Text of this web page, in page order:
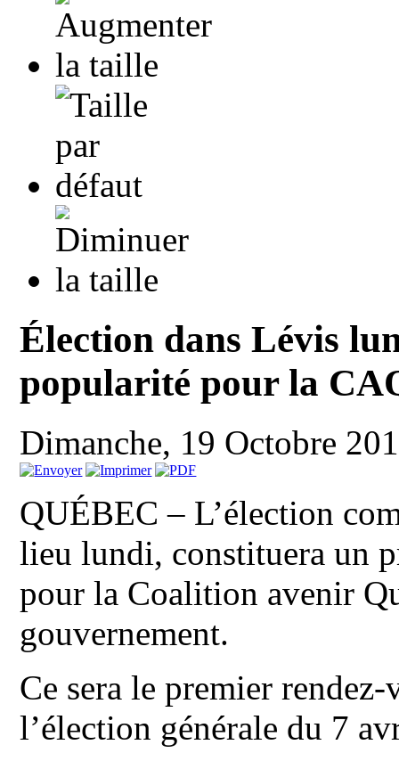
Élection dans Lévis
popularité pour la
Dimanche, 19 Octobre
QUÉBEC – L’élection
lieu lundi, constituera un
pour la Coalition avenir
gouvernement.
Ce sera le premier
l’élection générale du 7